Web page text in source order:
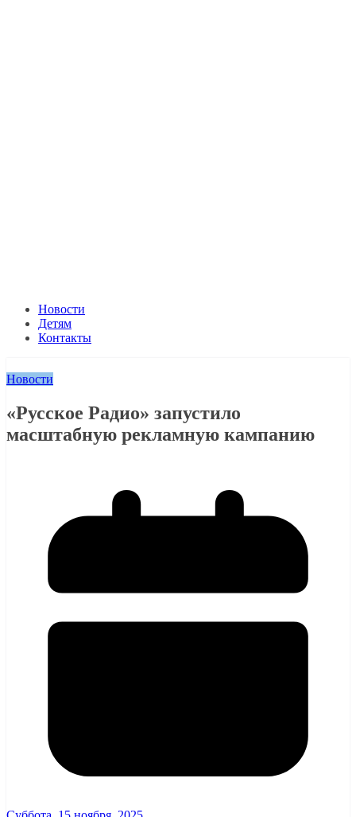
Новости
Детям
Контакты
Новости
«Русское Радио» запустило
масштабную рекламную кампанию